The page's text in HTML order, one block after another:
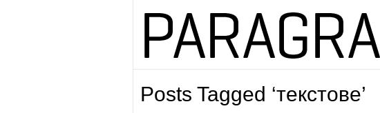
Posts Tagged ‘текстове’